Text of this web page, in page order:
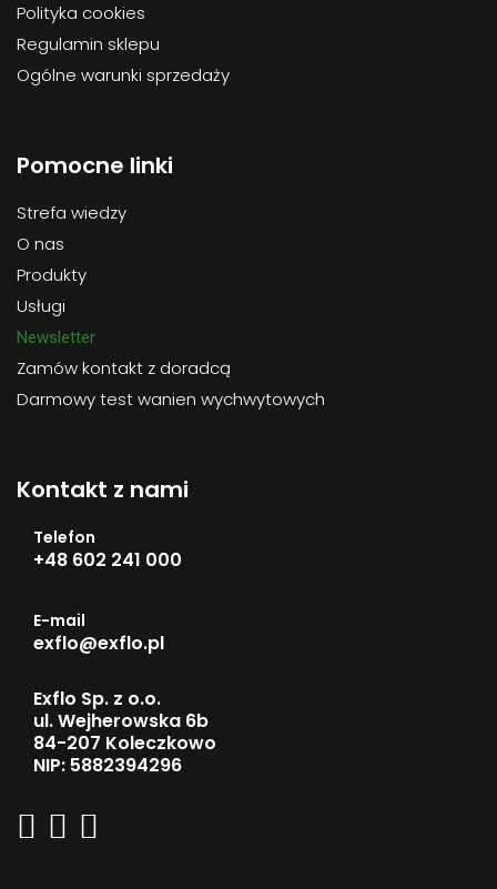
Polityka cookies
Regulamin sklepu
Ogólne warunki sprzedaży
Pomocne linki
Strefa wiedzy
O nas
Produkty
Usługi
Newsletter
Zamów kontakt z doradcą
Darmowy test wanien wychwytowych
Kontakt z nami
Telefon
+48 602 241 000
E-mail
exflo@exflo.pl
Exflo Sp. z o.o.
ul. Wejherowska 6b
84-207 Koleczkowo
NIP: 5882394296